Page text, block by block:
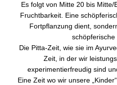
Es folgt von Mitte 20 bis Mitte/
Fruchtbarkeit. Eine
Fortpflanzung dient,
schöpferische
Die Pitta-Zeit, wie sie im
Zeit, in der wir
experimentierfreudig sind
Eine Zeit wo wir unsere